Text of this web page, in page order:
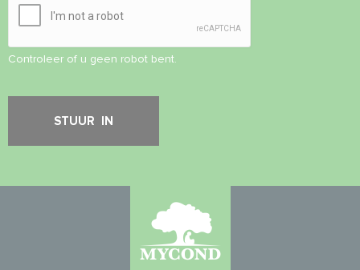
Controleer of u geen robot bent.